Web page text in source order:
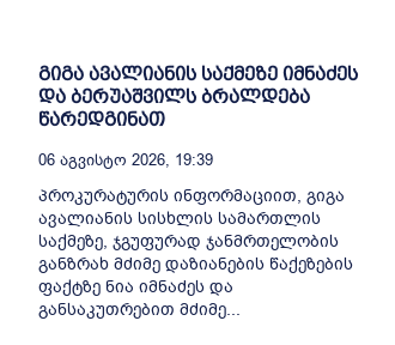
გიგა ავალიანის საქმეზე იმნაძეს
და ბერუაშვილს ბრალდება
წარედგინათ
06 Აგვისტო 2026, 19:39
პროკურატურის ინფორმაციით, გიგა
ავალიანის სისხლის სამართლის
საქმეზე, ჯგუფურად ჯანმრთელობის
განზრახ მძიმე დაზიანების წაქეზების
ფაქტზე ნია იმნაძეს და
განსაკუთრებით მძიმე...